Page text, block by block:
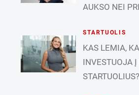
AUKSO NEI
STARTUOLIS
KAS LEMIA,
INVESTUOJA
STARTUOLIUS?